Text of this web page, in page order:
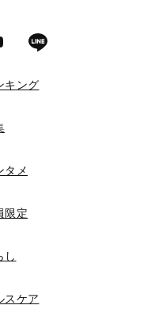
キング
タメ
限定
し
スケア